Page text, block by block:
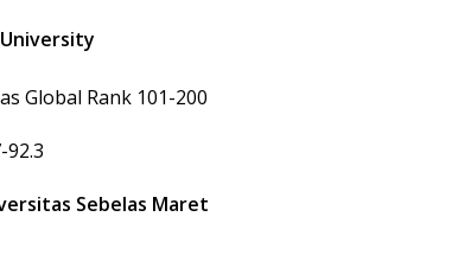
University
Global Rank 101-200
92.3
Sebelas Maret